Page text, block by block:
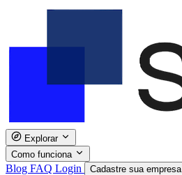
Explorar
Como funciona
Blog FAQ Login Cadastre sua empresa